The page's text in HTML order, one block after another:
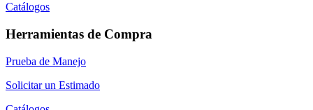
Catálogos
Herramientas de Compra
Prueba de Manejo
Solicitar un Estimado